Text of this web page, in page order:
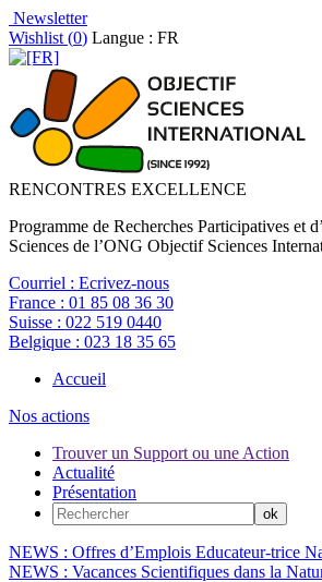
Newsletter
Wishlist (0) Langue : FR
RENCONTRES EXCELLENCE
Programme de Recherches Participatives et
Sciences de l’ONG Objectif Sciences
Courriel : Ecrivez-nous
France : 01 85 08 36 30
Suisse : 022 519 0440
Belgique : 023 18 35 65
Accueil
Nos actions
Trouver un Support ou une Action
Actualité
Présentation
NEWS : Offres d’Emplois Educateur-trice
NEWS : Vacances Scientifiques dans la